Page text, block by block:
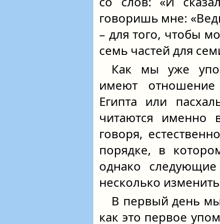
говоришь мне:
– для того, чтобы
семь частей для
Как мы уже
имеют
Египта или
читаются именно
говоря,
порядке, в
однако следующие
несколько
В первый день
как это первое